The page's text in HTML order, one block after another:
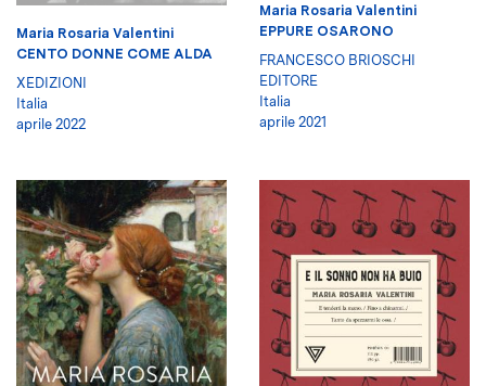
Maria Rosaria Valentini
CENTO DONNE COME ALDA
XEDIZIONI
Italia
aprile 2022
Maria Rosaria Valentini
EPPURE OSARONO
FRANCESCO BRIOSCHI
EDITORE
Italia
aprile 2021